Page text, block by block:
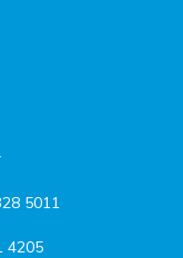
5011
4205